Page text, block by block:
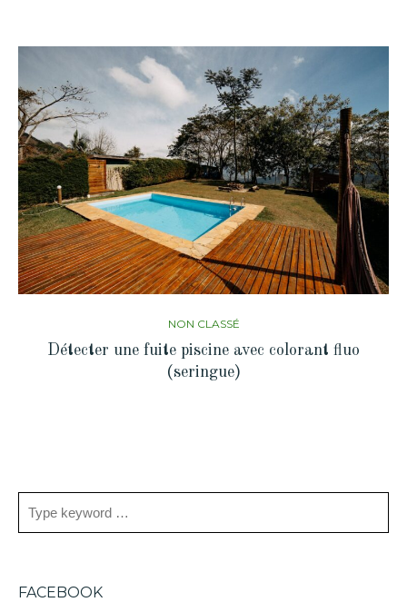
NON CLASSÉ
Détecter une fuite piscine avec colorant fluo
(seringue)
FACEBOOK